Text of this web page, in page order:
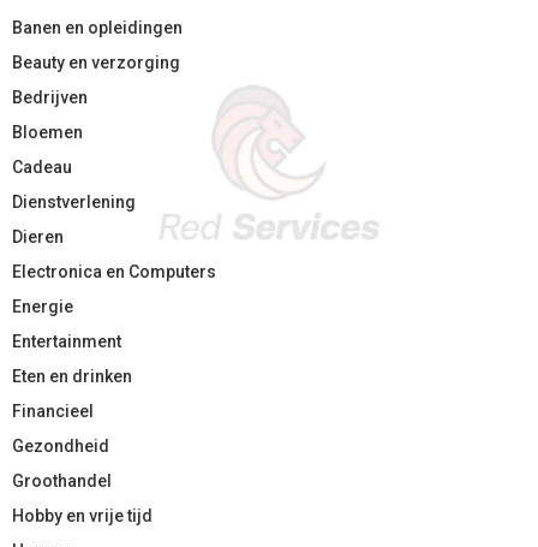
Banen en opleidingen
Beauty en verzorging
Bedrijven
Bloemen
Cadeau
Dienstverlening
Dieren
Electronica en Computers
Energie
Entertainment
Eten en drinken
Financieel
Gezondheid
Groothandel
Hobby en vrije tijd